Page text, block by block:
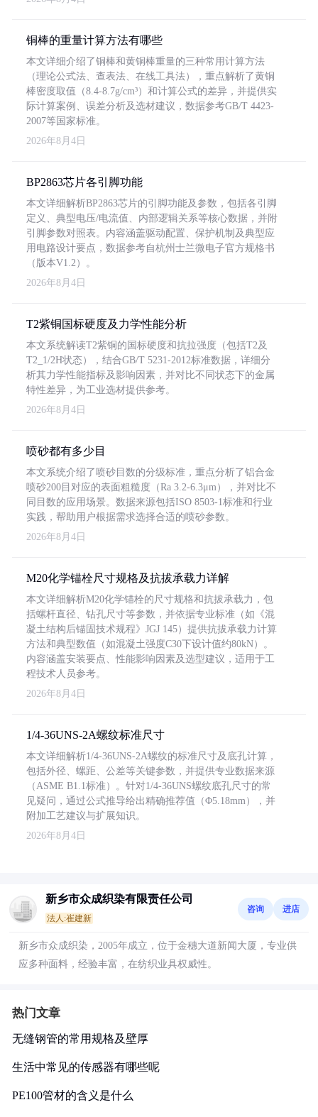
铜棒的重量计算方法有哪些
本文详细介绍了铜棒和黄铜棒重量的三种常用计算方法
（理论公式法、查表法、在线工具法），重点解析了黄铜
棒密度取值（8.4-8.7g/cm³）和计算公式的差异，并提供实
际计算案例、误差分析及选材建议，数据参考GB/T 4423-
2007等国家标准。
2026年8月4日
BP2863芯片各引脚功能
本文详细解析BP2863芯片的引脚功能及参数，包括各引脚
定义、典型电压/电流值、内部逻辑关系等核心数据，并附
引脚参数对照表。内容涵盖驱动配置、保护机制及典型应
用电路设计要点，数据参考自杭州士兰微电子官方规格书
（版本V1.2）。
2026年8月4日
T2紫铜国标硬度及力学性能分析
本文系统解读T2紫铜的国标硬度和抗拉强度（包括T2及
T2_1/2H状态），结合GB/T 5231-2012标准数据，详细分
析其力学性能指标及影响因素，并对比不同状态下的金属
特性差异，为工业选材提供参考。
2026年8月4日
喷砂都有多少目
本文系统介绍了喷砂目数的分级标准，重点分析了铝合金
喷砂200目对应的表面粗糙度（Ra 3.2-6.3μm），并对比不
同目数的应用场景。数据来源包括ISO 8503-1标准和行业
实践，帮助用户根据需求选择合适的喷砂参数。
2026年8月4日
M20化学锚栓尺寸规格及抗拔承载力详解
本文详细解析M20化学锚栓的尺寸规格和抗拔承载力，包
括螺杆直径、钻孔尺寸等参数，并依据专业标准（如《混
凝土结构后锚固技术规程》JGJ 145）提供抗拔承载力计算
方法和典型数值（如混凝土强度C30下设计值约80kN）。
内容涵盖安装要点、性能影响因素及选型建议，适用于工
程技术人员参考。
2026年8月4日
1/4-36UNS-2A螺纹标准尺寸
本文详细解析1/4-36UNS-2A螺纹的标准尺寸及底孔计算，
包括外径、螺距、公差等关键参数，并提供专业数据来源
（ASME B1.1标准）。针对1/4-36UNS螺纹底孔尺寸的常
见疑问，通过公式推导给出精确推荐值（Φ5.18mm），并
附加工艺建议与扩展知识。
2026年8月4日
新乡市众成织染有限责任公司
法人:崔建新
咨询 进店
新乡市众成织染，2005年成立，位于金穗大道新闻大厦，专业供
应多种面料，经验丰富，在纺织业具权威性。
热门文章
无缝钢管的常用规格及壁厚
生活中常见的传感器有哪些呢
PE100管材的含义是什么